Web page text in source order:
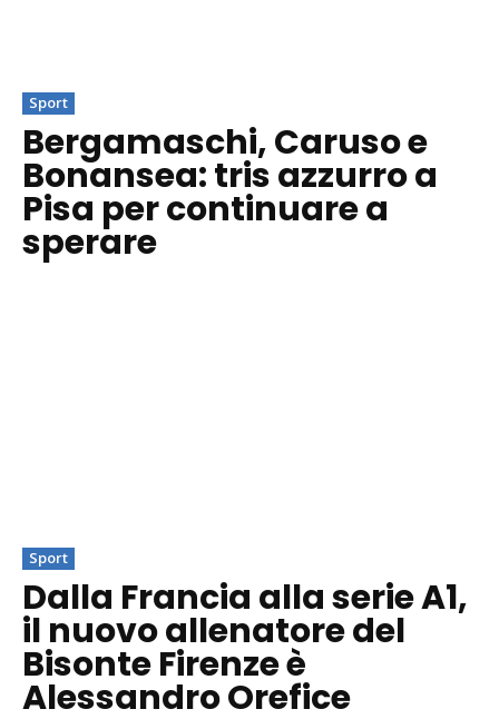
Sport
Bergamaschi, Caruso e
Bonansea: tris azzurro a
Pisa per continuare a
sperare
Sport
Dalla Francia alla serie A1,
il nuovo allenatore del
Bisonte Firenze è
Alessandro Orefice